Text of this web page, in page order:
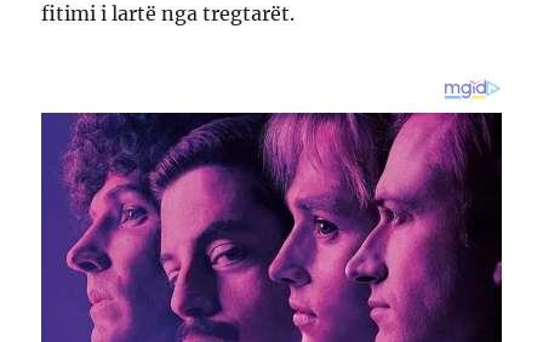
fitimi i lartë nga tregtarët.